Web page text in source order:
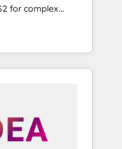
for complex
systems
that
and transform
websites,
& RevOps